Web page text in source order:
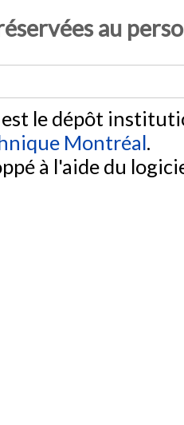
au
le dépôt
Montréal.
à l'aide du